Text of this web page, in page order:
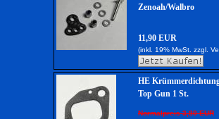
Zenoah/Walbro
11,90 EUR
(inkl. 19% MwSt. zzgl.
HE
Top Gun 1 St.
Normalpreis 3,80 EUR